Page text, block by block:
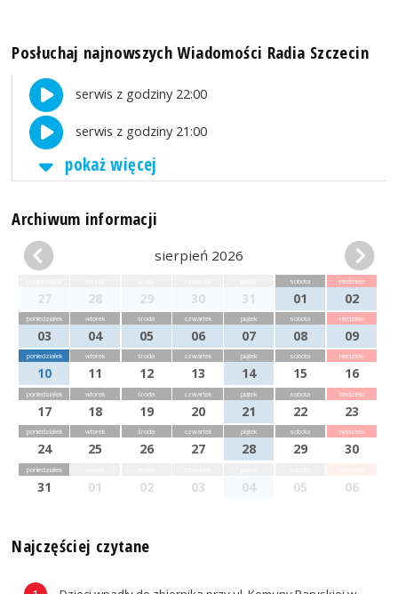
Posłuchaj najnowszych Wiadomości Radia Szczecin
serwis z godziny 22:00
serwis z godziny 21:00
pokaż więcej
Archiwum informacji
sierpień 2026
27 28 29 30 31
sobota
01
niedziela
02
poniedziałek
03
wtorek
04
środa
05
czwartek
06
piątek
07
sobota
08
niedziela
09
poniedziałek
10
wtorek
11
środa
12
czwartek
13
piątek
14
sobota
15
niedziela
16
poniedziałek
17
wtorek
18
środa
19
czwartek
20
piątek
21
sobota
22
niedziela
23
poniedziałek
24
wtorek
25
środa
26
czwartek
27
piątek
28
sobota
29
niedziela
30
poniedziałek
31 01 02 03 04 05 06
Najczęściej czytane